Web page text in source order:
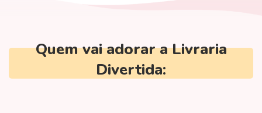
Quem vai adorar a Livraria
Divertida: